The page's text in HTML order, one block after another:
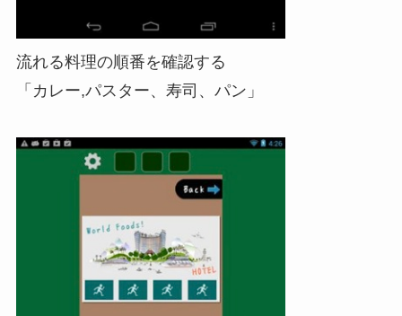
流れる料理の順番を確認する
「カレー,パスター、寿司、パン」